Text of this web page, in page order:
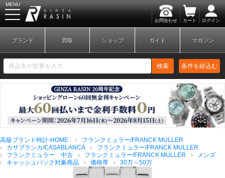
お問合わせ カート ログイン
MENU
新規会員登録 ログイン
ブランドから探す
ブランド 買取 ショップ ガイド マガジン
検索 条件を絞込む
高級ブランド時計-HOME
フランクミュラー/FRANCK MULLER
カサブランカ/CASABLANCA
フランクミュラー/FRANCK MULLER
フランクミュラー 中古
フランクミュラー/FRANCK MULLER
メンズ
キャッシュバック対象商品
価格帯 30万～50万